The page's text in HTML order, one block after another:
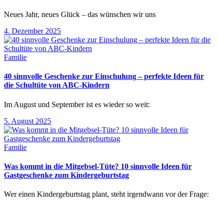
Neues Jahr, neues Glück – das wünschen wir uns
4. Dezember 2025
Familie
40 sinnvolle Geschenke zur Einschulung – perfekte Ideen für
die Schultüte von ABC-Kindern
Im August und September ist es wieder so weit:
5. August 2025
Familie
Was kommt in die Mitgebsel-Tüte? 10 sinnvolle Ideen für
Gastgeschenke zum Kindergeburtstag
Wer einen Kindergeburtstag plant, steht irgendwann vor der Frage: